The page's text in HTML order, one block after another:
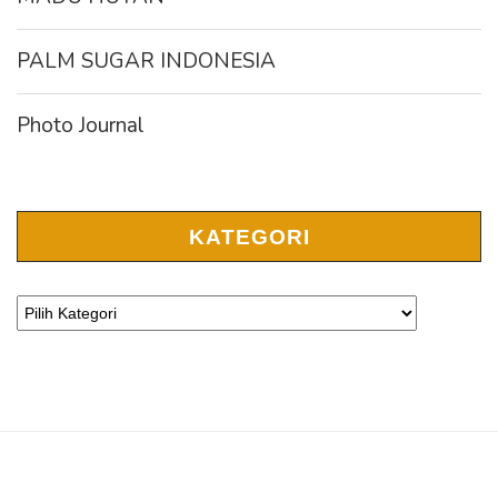
PALM SUGAR INDONESIA
Photo Journal
KATEGORI